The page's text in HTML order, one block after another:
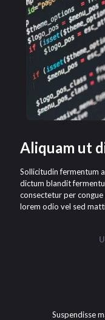
Aliquam ut
Sollicitudin fermentum
dictum blandit
consectetur per
lorem odio vel sed
Suspendisse